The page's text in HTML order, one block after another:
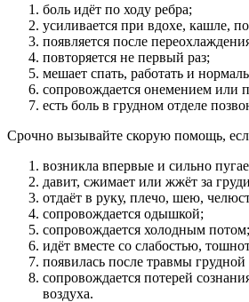
боль идёт по ходу ребра;
усиливается при вдохе, кашле,
появляется после
повторяется не первый раз;
мешает спать, работать и
сопровождается онемением или
есть боль в грудном отделе
Срочно вызывайте скорую помощь,
возникла впервые и сильно
давит, сжимает или жжёт за
отдаёт в руку, плечо, шею,
сопровождается одышкой;
сопровождается холодным потом;
идёт вместе со слабостью,
появилась после травмы грудной
сопровождается потерей
воздуха.